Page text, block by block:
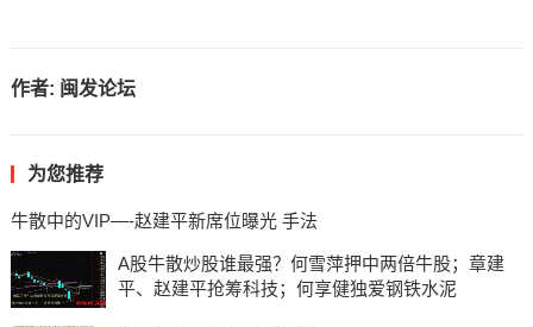
作者: 闽发论坛
为您推荐
牛散中的VIP—-赵建平新席位曝光 手法
A股牛散炒股谁最强？何雪萍押中两倍牛股；章建
平、赵建平抢筹科技；何享健独爱钢铁水泥